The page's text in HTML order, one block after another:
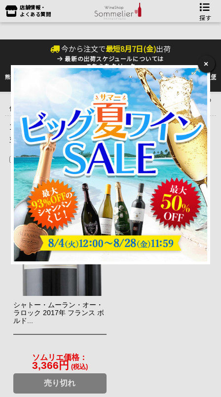
店舗情報・
よくある質問
探す
今から注文で最短8月7日(金)出荷
最新の出荷スケジュールについては
こちらをクリック
熊本地震の影響により九州への配送に遅れが生じております。最新情報は佐川急便
のHP
をご確認下さい。
産地で探す ＞ フランス ＞ボルドーワイン ＞
ボルドーその
他
シャトー・ムーラン・オー・ラロック
1 ～ 1 件目を表示しています。（全1件）
並べ替え
在庫切れを除く
シャトー・ムーラン・オー・
ラロック 2017年 フランス ボ
ルド...
ソムリエ価格：
3,366円 (税込)
売り切れ
×